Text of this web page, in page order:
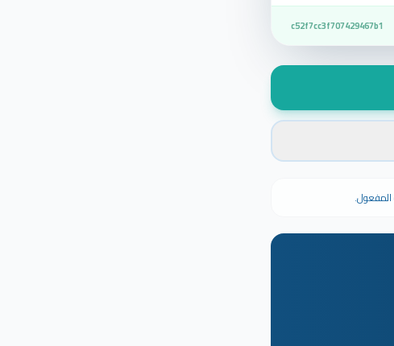
c52f7cc3f707429467b1